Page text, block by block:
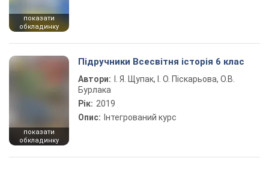
показати
обкладинку
показати
обкладинку
Підручники Всесвітня історія 6 клас
Автори:
І. Я. Щупак, І. О. Піскарьова, О.В.
Бурлака
Рік: 2019
Опис: Інтегрований курс